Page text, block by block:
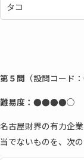
タコ
第５問 （設問コード
難易度： ●●●●○
名古屋財界の有力企
当でないものを、次